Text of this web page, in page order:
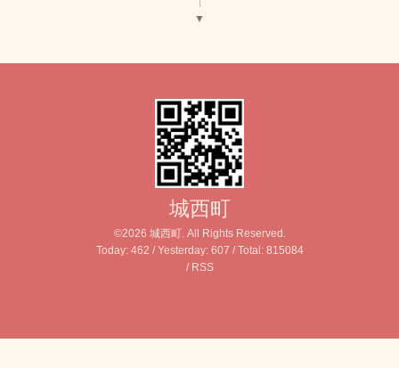
▼
城西町
©2026 城西町. All Rights Reserved.
Today: 462 / Yesterday: 607 / Total: 815084
/ RSS